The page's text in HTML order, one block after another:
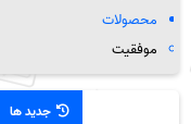
محصولات
موفقیت
جدید ها